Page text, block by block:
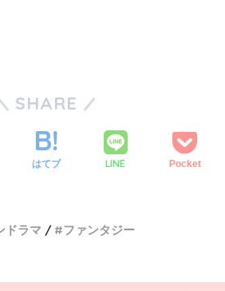
SHARE
はてブ LINE Pocket
ドラマ ファンタジー